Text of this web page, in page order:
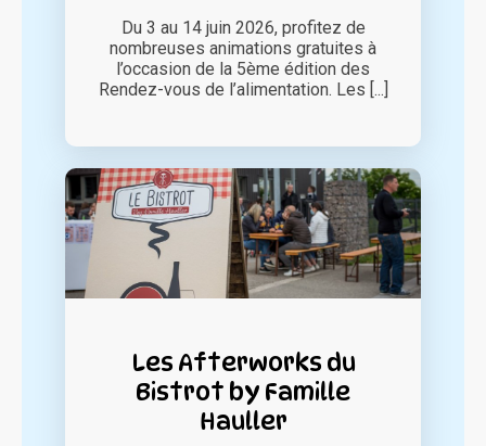
Du 3 au 14 juin 2026, profitez de
nombreuses animations gratuites à
l’occasion de la 5ème édition des
Rendez-vous de l’alimentation. Les [...]
Les Afterworks du
Bistrot by Famille
Hauller